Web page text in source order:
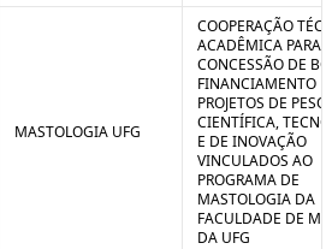
MASTOLOGIA UFG
COOPERAÇÃO
ACADÊMICA PARA
CONCESSÃO DE
FINANCIAMENTO
PROJETOS DE
CIENTÍFICA,
E DE INOVAÇÃO
VINCULADOS AO
PROGRAMA DE
MASTOLOGIA DA
FACULDADE DE
DA UFG